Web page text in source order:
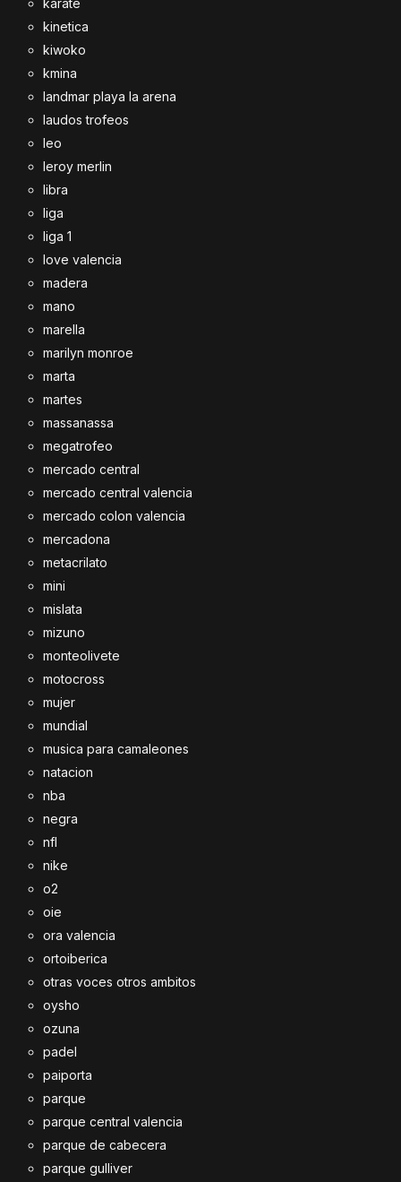
karate
kinetica
kiwoko
kmina
landmar playa la arena
laudos trofeos
leo
leroy merlin
libra
liga
liga 1
love valencia
madera
mano
marella
marilyn monroe
marta
martes
massanassa
megatrofeo
mercado central
mercado central valencia
mercado colon valencia
mercadona
metacrilato
mini
mislata
mizuno
monteolivete
motocross
mujer
mundial
musica para camaleones
natacion
nba
negra
nfl
nike
o2
oie
ora valencia
ortoiberica
otras voces otros ambitos
oysho
ozuna
padel
paiporta
parque
parque central valencia
parque de cabecera
parque gulliver